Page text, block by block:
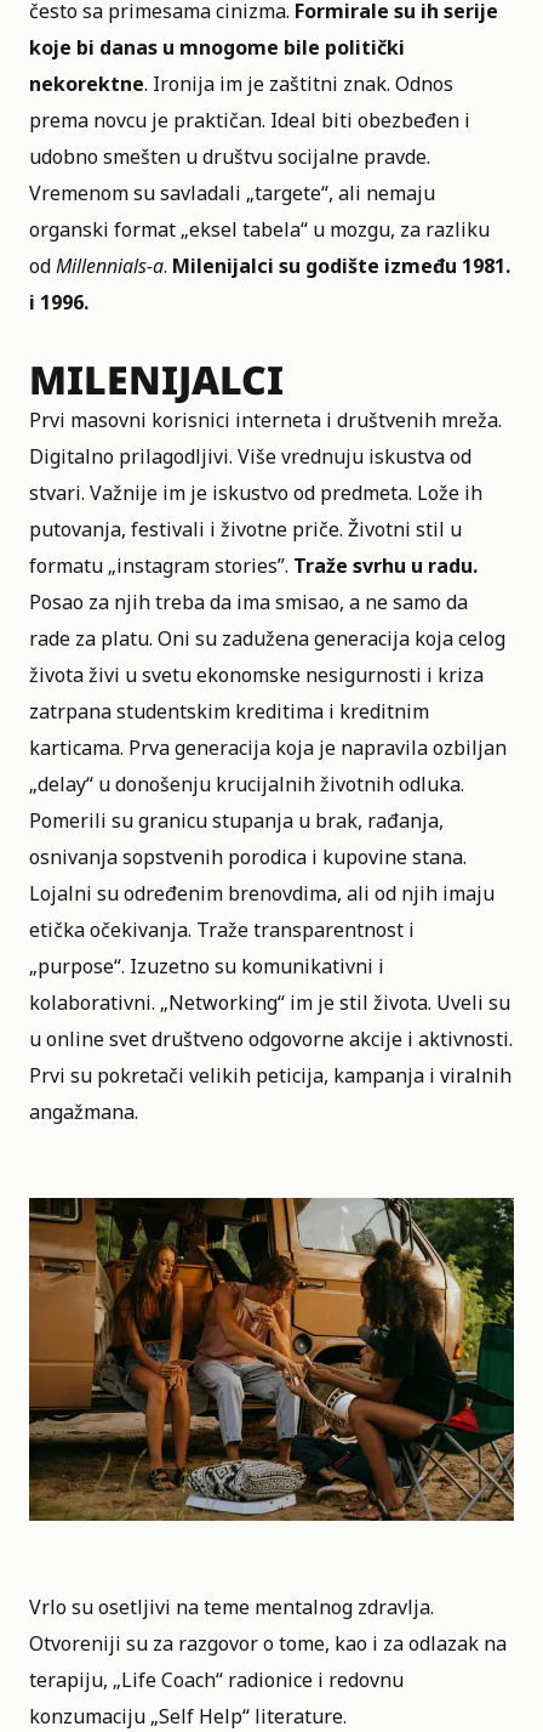
često sa primesama cinizma. Formirale su ih serije
koje bi danas u mnogome bile politički
nekorektne. Ironija im je zaštitni znak. Odnos
prema novcu je praktičan. Ideal biti obezbeđen i
udobno smešten u društvu socijalne pravde.
Vremenom su savladali „targete“, ali nemaju
organski format „eksel tabela“ u mozgu, za razliku
odMillennials-a. Milenijalci su godište između 1981.
i 1996.
MILENIJALCI
Prvi masovni korisnici interneta i društvenih mreža.
Digitalno prilagodljivi. Više vrednuju iskustva od
stvari. Važnije im je iskustvo od predmeta. Lože ih
putovanja, festivali i životne priče. Životni stil u
formatu „instagram stories”. Traže svrhu u radu.
Posao za njih treba da ima smisao, a ne samo da
rade za platu. Oni su zadužena generacija koja celog
života živi u svetu ekonomske nesigurnosti i kriza
zatrpana studentskim kreditima i kreditnim
karticama. Prva generacija koja je napravila ozbiljan
„delay“ u donošenju krucijalnih životnih odluka.
Pomerili su granicu stupanja u brak, rađanja,
osnivanja sopstvenih porodica i kupovine stana.
Lojalni su određenim brenovdima, ali od njih imaju
etička očekivanja. Traže transparentnost i
„purpose“. Izuzetno su komunikativni i
kolaborativni. „Networking“ im je stil života. Uveli su
u online svet društveno odgovorne akcije i aktivnosti.
Prvi su pokretači velikih peticija, kampanja i viralnih
angažmana.
Vrlo su osetljivi na teme mentalnog zdravlja.
Otvoreniji su za razgovor o tome, kao i za odlazak na
terapiju, „Life Coach“ radionice i redovnu
konzumaciju „Self Help“ literature.